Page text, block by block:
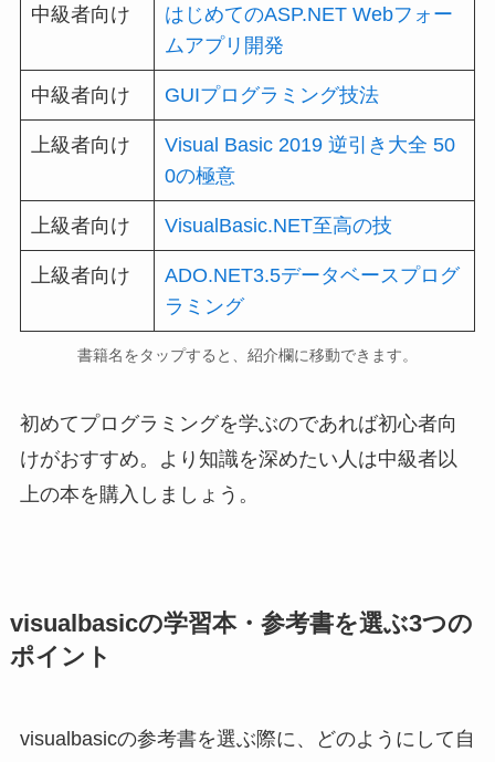
中級者向け
はじめてのASP.NET Webフォー
ムアプリ開発
中級者向け GUIプログラミング技法
上級者向け
Visual Basic 2019 逆引き大全 50
0の極意
上級者向け VisualBasic.NET至高の技
上級者向け
ADO.NET3.5データベースプログ
ラミング
書籍名をタップすると、紹介欄に移動できます。
初めてプログラミングを学ぶのであれば初心者向
けがおすすめ。より知識を深めたい人は中級者以
上の本を購入しましょう。
visualbasicの学習本・参考書を選ぶ3つの
ポイント
visualbasicの参考書を選ぶ際に、どのようにして自